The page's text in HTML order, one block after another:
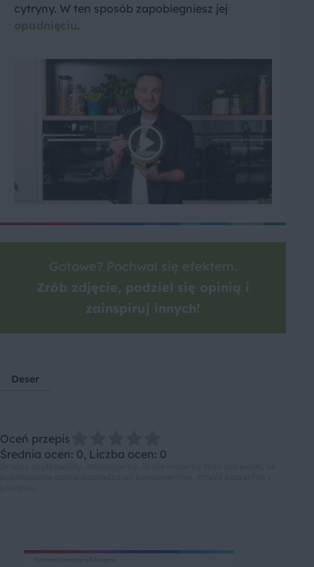
cytryny. W ten sposób zapobiegniesz jej
opadnięciu.
Gotowe? Pochwal się efektem.
Zrób zdjęcie, podziel się opinią i
zainspiruj innych!
Deser
Oceń przepis
Średnia ocen: 0, Liczba ocen: 0